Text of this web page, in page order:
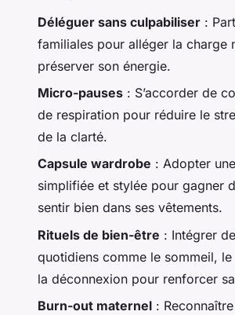
Déléguer sans culpabiliser :
familiales pour alléger la charge
préserver son énergie.
Micro-pauses : S’accorder de
de respiration pour réduire le
de la clarté.
Capsule wardrobe : Adopter
simplifiée et stylée pour gagner
sentir bien dans ses vêtements.
Rituels de bien-être : Intégrer
quotidiens comme le sommeil,
la déconnexion pour renforcer
Burn-out maternel :